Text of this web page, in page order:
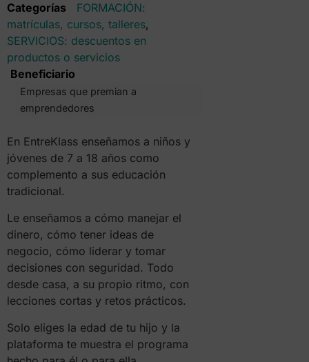
Categorías
FORMACIÓN:
matrículas, cursos, talleres,
SERVICIOS: descuentos en
productos o servicios
Beneficiario
Empresas que premian a
emprendedores
En EntreKlass enseñamos a niños y
jóvenes de 7 a 18 años como
complemento a sus educación
tradicional.
Le enseñamos a cómo manejar el
dinero, cómo tener ideas de
negocio, cómo liderar y tomar
decisiones con seguridad. Todo
desde casa, a su propio ritmo, con
lecciones cortas y retos prácticos.
Solo eliges la edad de tu hijo y la
plataforma te muestra el programa